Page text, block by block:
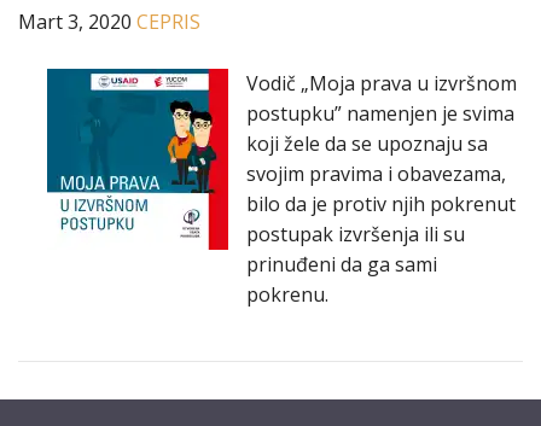
Mart 3, 2020 CEPRIS
Vodič „Moja prava u izvršnom
postupku” namenjen je svima
koji žele da se upoznaju sa
svojim pravima i obavezama,
bilo da je protiv njih pokrenut
postupak izvršenja ili su
prinuđeni da ga sami
pokrenu.